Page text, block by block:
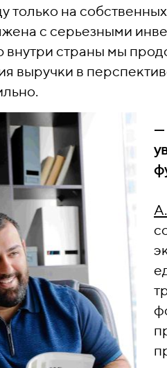
только на
с серьезными
страны мы
выручки в
—